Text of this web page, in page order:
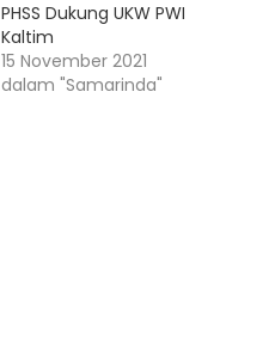
PHSS Dukung UKW PWI
Kaltim
15 November 2021
dalam "Samarinda"